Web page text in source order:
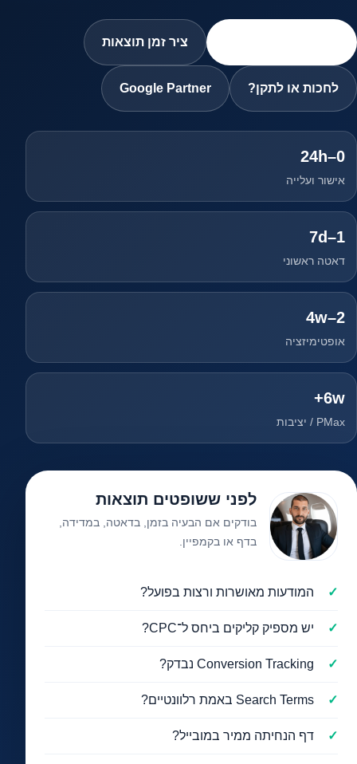
ציר זמן תוצאות
לחכות או לתקן? Google Partner
0–24h
אישור ועלייה
1–7d
דאטה ראשוני
2–4w
אופטימיזציה
6w+
PMax / יציבות
לפני ששופטים תוצאות
בודקים אם הבעיה בזמן, בדאטה, במדידה,
בדף או בקמפיין.
המודעות מאושרות ורצות בפועל?
יש מספיק קליקים ביחס ל־CPC?
Conversion Tracking נבדק?
Search Terms באמת רלוונטיים?
דף הנחיתה ממיר במובייל?